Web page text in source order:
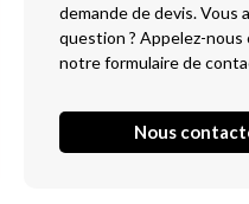
demande de devis. Vous
question ? Appelez-nous
notre formulaire de
Nous